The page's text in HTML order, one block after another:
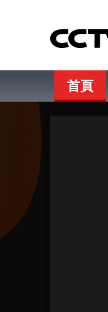
首頁